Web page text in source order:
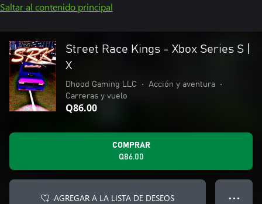
Saltar al contenido principal
Street Race Kings - Xbox Series S |
X
Dhood Gaming LLC • Acción y aventura
•
Carreras y vuelo
Q86.00
COMPRAR
Q86.00
AGREGAR A LA LISTA DE DESEOS ● ● ●